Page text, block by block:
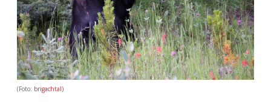
Adventskalender 2015
Adventskalender 2016
Adventskalender 2017
(Foto: brigachtal)